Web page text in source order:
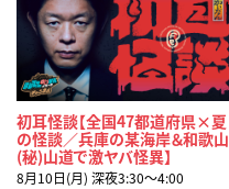
初耳怪談【全国47都道府県×夏
の怪談／兵庫の某海岸＆和歌山
(秘)山道で激ヤバ怪異】
8月10日(月) 深夜3:30〜4:00